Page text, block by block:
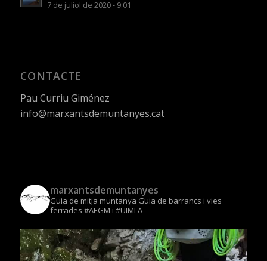
7 de juliol de 2020 - 9:01
CONTACTE
Pau Curriu Giménez
info@marxantsdemuntanyes.cat
marxantsdemuntanyes
Guia de mitja muntanya Guia de barrancs i vies
ferrades #AEGM i #UIMLA